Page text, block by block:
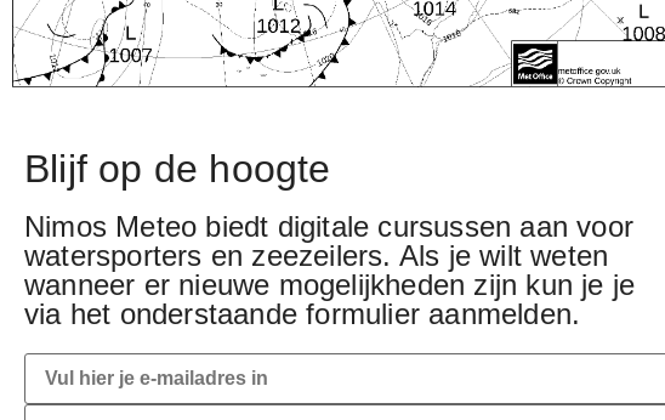
Blijf op de hoogte
Nimos Meteo biedt digitale cursussen aan voor
watersporters en zeezeilers. Als je wilt weten
wanneer er nieuwe mogelijkheden zijn kun je je
via het onderstaande formulier aanmelden.